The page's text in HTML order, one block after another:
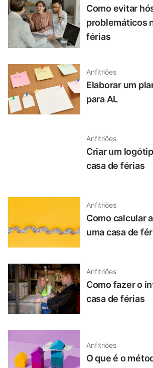
Como evitar
problemáticos
férias
Anfitriões
Elaborar um
para AL
Anfitriões
Criar um
casa de férias
Anfitriões
Como calcular
uma casa de
Anfitriões
Como fazer o
casa de férias
Anfitriões
O que é o